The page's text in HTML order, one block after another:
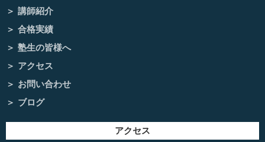
講師紹介
合格実績
塾生の皆様へ
アクセス
お問い合わせ
ブログ
アクセス